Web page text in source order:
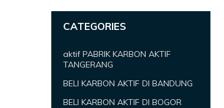
CATEGORIES
aktif PABRIK KARBON AKTIF
TANGERANG
BELI KARBON AKTIF DI BANDUNG
BELI KARBON AKTIF DI BOGOR